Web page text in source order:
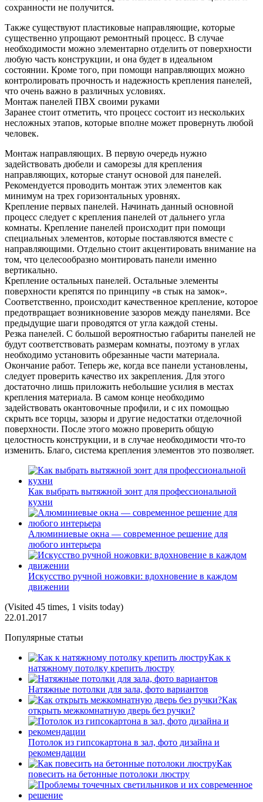
сохранности не получится.
Также существуют пластиковые направляющие, которые
существенно упрощают ремонтный процесс. В случае
необходимости можно элементарно отделить от поверхности
любую часть конструкции, и она будет в идеальном
состоянии. Кроме того, при помощи направляющих можно
контролировать прочность и надежность крепления панелей,
что очень важно в различных условиях.
Монтаж панелей ПВХ своими руками
Заранее стоит отметить, что процесс состоит из нескольких
несложных этапов, которые вполне может провернуть любой
человек.
Монтаж направляющих. В первую очередь нужно
задействовать дюбели и саморезы для крепления
направляющих, которые станут основой для панелей.
Рекомендуется проводить монтаж этих элементов как
минимум на трех горизонтальных уровнях.
Крепление первых панелей. Начинать данный основной
процесс следует с крепления панелей от дальнего угла
комнаты. Крепление панелей происходит при помощи
специальных элементов, которые поставляются вместе с
направляющими. Отдельно стоит акцентировать внимание на
том, что целесообразно монтировать панели именно
вертикально.
Крепление остальных панелей. Остальные элементы
поверхности крепятся по принципу «в стык на замок».
Соответственно, происходит качественное крепление, которое
предотвращает возникновение зазоров между панелями. Все
предыдущие шаги проводятся от угла каждой стены.
Резка панелей. С большой вероятностью габариты панелей не
будут соответствовать размерам комнаты, поэтому в углах
необходимо установить обрезанные части материала.
Окончание работ. Теперь же, когда все панели установлены,
следует проверить качество их закрепления. Для этого
достаточно лишь приложить небольшие усилия в местах
крепления материала. В самом конце необходимо
задействовать окантовочные профили, и с их помощью
скрыть все торцы, зазоры и другие недостатки отделочной
поверхности. После этого можно проверить общую
целостность конструкции, и в случае необходимости что-то
изменить. Благо, система крепления элементов это позволяет.
Как выбрать вытяжной зонт для профессиональной
кухни
Алюминиевые окна — современное решение для
любого интерьера
Искусство ручной ножовки: вдохновение в каждом
движении
(Visited 45 times, 1 visits today)
22.01.2017
Популярные статьи
Как к
натяжному потолку крепить люстру
Натяжные потолки для зала, фото вариантов
Как
открыть межкомнатную дверь без ручки?
Потолок из гипсокартона в зал, фото дизайна и
рекомендации
Как
повесить на бетонные потолоки люстру